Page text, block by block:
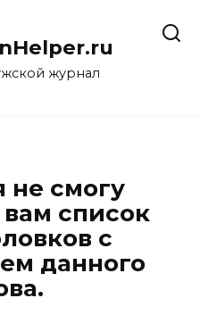
журнал
не смогу
список
с
данного